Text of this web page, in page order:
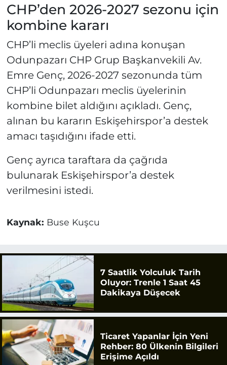
CHP’den 2026-2027 sezonu için
kombine kararı
CHP’li meclis üyeleri adına konuşan
Odunpazarı CHP Grup Başkanvekili Av.
Emre Genç, 2026-2027 sezonunda tüm
CHP’li Odunpazarı meclis üyelerinin
kombine bilet aldığını açıkladı. Genç,
alınan bu kararın Eskişehirspor’a destek
amacı taşıdığını ifade etti.
Genç ayrıca taraftara da çağrıda
bulunarak Eskişehirspor’a destek
verilmesini istedi.
Kaynak: Buse Kuşcu
7 Saatlik Yolculuk Tarih
Oluyor: Trenle 1 Saat 45
Dakikaya Düşecek
Ticaret Yapanlar İçin Yeni
Rehber: 80 Ülkenin Bilgileri
Erişime Açıldı